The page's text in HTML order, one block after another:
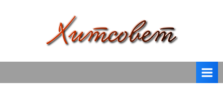
т
спицами,
крючком,